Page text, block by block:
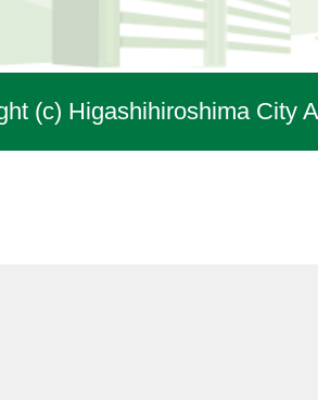
(c) Higashihiroshima City